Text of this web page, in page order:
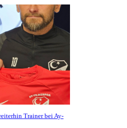
Trainer bei Ay-